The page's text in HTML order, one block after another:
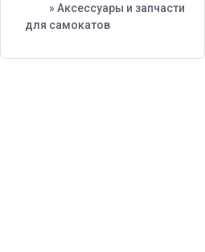
» Аксессуары и запчасти
для самокатов